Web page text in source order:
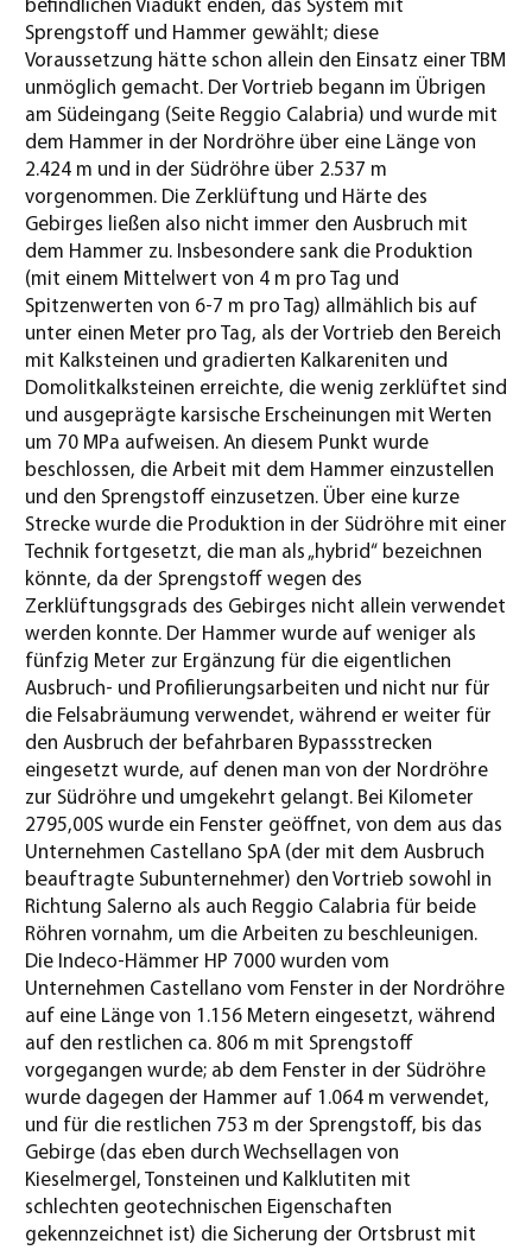
befindlichen Viadukt enden, das System mit
Sprengstoff und Hammer gewählt; diese
Voraussetzung hätte schon allein den Einsatz einer TBM
unmöglich gemacht. Der Vortrieb begann im Übrigen
am Südeingang (Seite Reggio Calabria) und wurde mit
dem Hammer in der Nordröhre über eine Länge von
2.424 m und in der Südröhre über 2.537 m
vorgenommen. Die Zerklüftung und Härte des
Gebirges ließen also nicht immer den Ausbruch mit
dem Hammer zu. Insbesondere sank die Produktion
(mit einem Mittelwert von 4 m pro Tag und
Spitzenwerten von 6-7 m pro Tag) allmählich bis auf
unter einen Meter pro Tag, als der Vortrieb den Bereich
mit Kalksteinen und gradierten Kalkareniten und
Domolitkalksteinen erreichte, die wenig zerklüftet sind
und ausgeprägte karsische Erscheinungen mit Werten
um 70 MPa aufweisen. An diesem Punkt wurde
beschlossen, die Arbeit mit dem Hammer einzustellen
und den Sprengstoff einzusetzen. Über eine kurze
Strecke wurde die Produktion in der Südröhre mit einer
Technik fortgesetzt, die man als „hybrid“ bezeichnen
könnte, da der Sprengstoff wegen des
Zerklüftungsgrads des Gebirges nicht allein verwendet
werden konnte. Der Hammer wurde auf weniger als
fünfzig Meter zur Ergänzung für die eigentlichen
Ausbruch- und Profilierungsarbeiten und nicht nur für
die Felsabräumung verwendet, während er weiter für
den Ausbruch der befahrbaren Bypassstrecken
eingesetzt wurde, auf denen man von der Nordröhre
zur Südröhre und umgekehrt gelangt. Bei Kilometer
2795,00S wurde ein Fenster geöffnet, von dem aus das
Unternehmen Castellano SpA (der mit dem Ausbruch
beauftragte Subunternehmer) den Vortrieb sowohl in
Richtung Salerno als auch Reggio Calabria für beide
Röhren vornahm, um die Arbeiten zu beschleunigen.
Die Indeco-Hämmer HP 7000 wurden vom
Unternehmen Castellano vom Fenster in der Nordröhre
auf eine Länge von 1.156 Metern eingesetzt, während
auf den restlichen ca. 806 m mit Sprengstoff
vorgegangen wurde; ab dem Fenster in der Südröhre
wurde dagegen der Hammer auf 1.064 m verwendet,
und für die restlichen 753 m der Sprengstoff, bis das
Gebirge (das eben durch Wechsellagen von
Kieselmergel, Tonsteinen und Kalklutiten mit
schlechten geotechnischen Eigenschaften
gekennzeichnet ist) die Sicherung der Ortsbrust mit